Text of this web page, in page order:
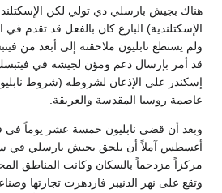
هناك بجيش بارسلي دي تولي لكن
الإسكتلندية) البارع كان بالفعل قد تقدم
ولم يستطع نابليون ملاحقته إلى أبعد من
قد أمر بإرسال دعم ومؤن لجيشه في
إسكندر على الإذعان لشروطه (شروط
عاصمة روسيا المقدسة والعريقة.
أغسطس آملاً أن يلحق بجيش بارسلي في
مركزاً مزدحماً بالسكان وكانت المناطق
وتقع على نهر الدنيبر فازدهرت تجارتها